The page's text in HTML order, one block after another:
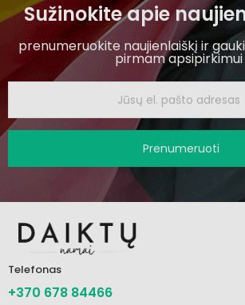
Sužinokite apie
prenumeruokite naujienlaiškį ir
pirmam apsipirkimui
Prenumeruoti
Telefonas
+370 678 84466